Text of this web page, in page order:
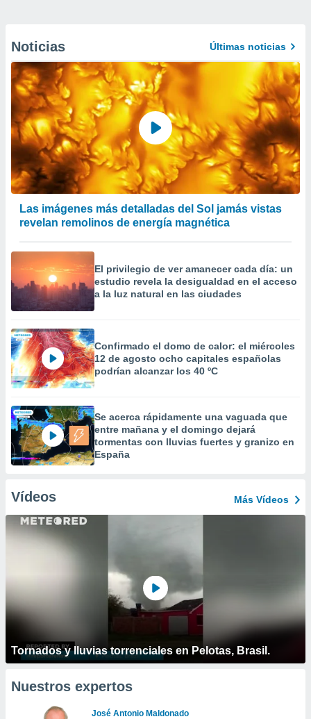
Noticias Últimas noticias
Las imágenes más detalladas del Sol jamás vistas
revelan remolinos de energía magnética
El privilegio de ver amanecer cada día: un
estudio revela la desigualdad en el acceso
a la luz natural en las ciudades
Confirmado el domo de calor: el miércoles
12 de agosto ocho capitales españolas
podrían alcanzar los 40 ºC
Se acerca rápidamente una vaguada que
entre mañana y el domingo dejará
tormentas con lluvias fuertes y granizo en
España
Vídeos Más Vídeos
Tornados y lluvias torrenciales en Pelotas, Brasil.
Nuestros expertos
José Antonio Maldonado